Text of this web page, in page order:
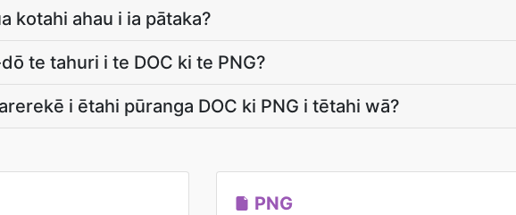
kotahi ahau i ia pātaka?
te tahuri i te DOC ki te PNG?
i ētahi pūranga DOC ki PNG i tētahi wā?
PNG